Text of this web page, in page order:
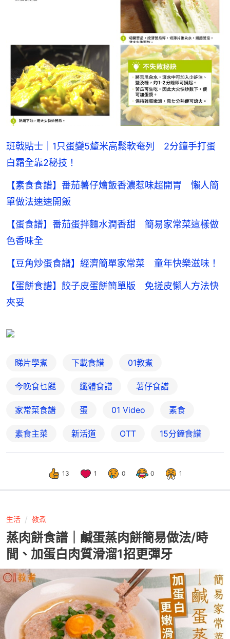
班戟貼士｜1只蛋變5釐米高鬆軟奄列 2分鐘手打蛋
白霜全靠2秘技！
【素食食譜】番茄薯仔燴飯香濃惹味超開胃 懶人簡
單做法速速開飯
【蛋食譜】番茄蛋拌麵水潤香甜 簡易家常菜這樣做
色香味全
【豆角炒蛋食譜】經濟簡單家常菜 童年快樂滋味！
【蛋餅食譜】餃子皮蛋餅簡單版 免搓皮懶人方法快
夾妥
睇片學煮 下載食譜 01教煮
今晚食乜餸 纖體食譜 薯仔食譜
家常菜食譜 蛋 01 Video 素食
素食主菜 新活道 OTT 15分鐘食譜
13 1 0 0 1
生活 教煮
蒸肉餅食譜｜鹹蛋蒸肉餅簡易做法/時
間、加蛋白肉質滑溜1招更彈牙